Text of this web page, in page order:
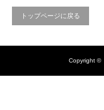
トップページに戻る
Copyright ©